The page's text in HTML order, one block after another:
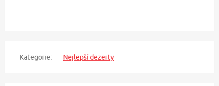
Kategorie: Nejlepší dezerty